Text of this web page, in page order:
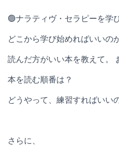
🟢ナラティヴ・セラピーを学
どこから学び始めればいいの
読んだ方がいい本を教えて。
本を読む順番は？
どうやって、練習すればいいの
さらに、